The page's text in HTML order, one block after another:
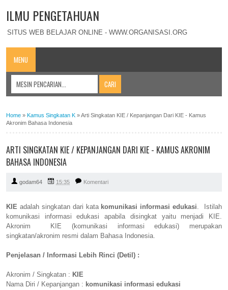
ILMU PENGETAHUAN
SITUS WEB BELAJAR ONLINE - WWW.ORGANISASI.ORG
MENU
Home » Kamus Singkatan K »Arti Singkatan KIE / Kepanjangan Dari KIE - Kamus
Akronim Bahasa Indonesia
ARTI SINGKATAN KIE / KEPANJANGAN DARI KIE - KAMUS AKRONIM
BAHASA INDONESIA
godam64 15:35 Komentari
KIE adalah singkatan dari kata komunikasi informasi edukasi. Istilah
komunikasi informasi edukasi apabila disingkat yaitu menjadi KIE.
Akronim KIE (komunikasi informasi edukasi) merupakan
singkatan/akronim resmi dalam Bahasa Indonesia.
Penjelasan / Informasi Lebih Rinci (Detil) :
Akronim / Singkatan : KIE
Nama Diri / Kepanjangan : komunikasi informasi edukasi